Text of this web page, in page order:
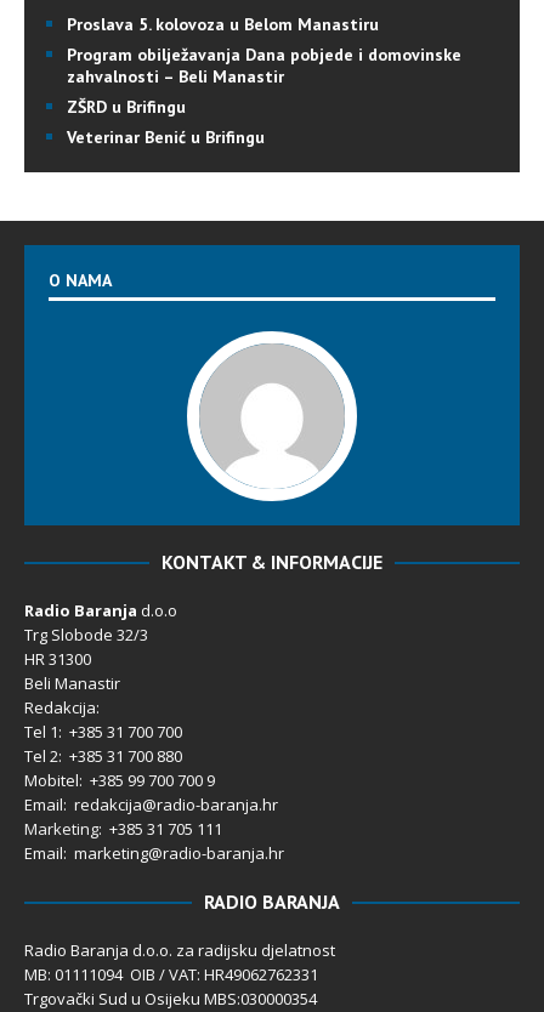
Proslava 5. kolovoza u Belom Manastiru
Program obilježavanja Dana pobjede i domovinske
zahvalnosti – Beli Manastir
ZŠRD u Brifingu
Veterinar Benić u Brifingu
O NAMA
KONTAKT & INFORMACIJE
Radio Baranja d.o.o
Trg Slobode 32/3
HR 31300
Beli Manastir
Redakcija:
Tel 1: +385 31 700 700
Tel 2: +385 31 700 880
Mobitel: +385 99 700 700 9
Email: redakcija@radio-baranja.hr
Marketing: +385 31 705 111
Email: marketing@radio-baranja.hr
RADIO BARANJA
Radio Baranja d.o.o. za radijsku djelatnost
MB: 01111094 OIB / VAT: HR49062762331
Trgovački Sud u Osijeku MBS:030000354